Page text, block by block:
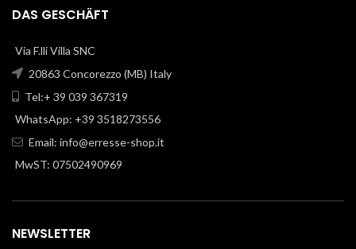
DAS GESCHÄFT
Via F.lli Villa SNC
20863 Concorezzo (MB) Italy
Tel:+ 39 039 367319
WhatsApp: +39 3518273556
Email: info@erresse-shop.it
MwST: 07502490969
NEWSLETTER